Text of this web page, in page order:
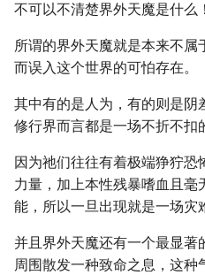
不可以不清楚界外天魔是什么！
所谓的界外天魔就是本来不属
而误入这个世界的可怕存在。
其中有的是人为，有的则是阴
修行界而言都是一场不折不扣
因为祂们往往有着极端狰狞恐
力量，加上本性残暴嗜血且
能，所以一旦出现就是一场灾
并且界外天魔还有一个最显著
周围散发一种致命之息，这种